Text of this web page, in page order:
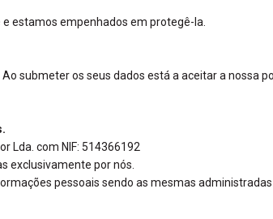
estamos empenhados em protegê-la.
submeter os seus dados está a aceitar a nossa
Lda. com NIF: 514366192
exclusivamente por nós.
pessoais sendo as mesmas